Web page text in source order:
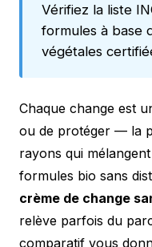
Vérifiez la liste
formules à base
végétales
Chaque change est
ou de protéger — la
rayons qui
formules bio sans
crème de change
relève parfois du
comparatif vous